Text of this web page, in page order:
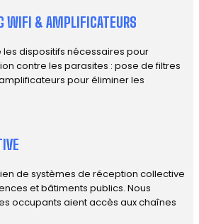
WIFI & AMPLIFICATEURS
dispositifs nécessaires pour
contre les parasites : pose de filtres
pour éliminer les
de systèmes de réception collective
et bâtiments publics. Nous
occupants aient accès aux chaînes